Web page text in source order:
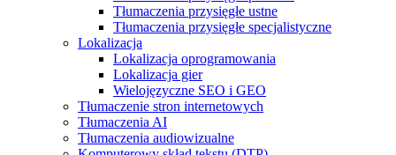
Tłumaczenia przysięgłe ustne
Tłumaczenia przysięgłe specjalistyczne
Lokalizacja
Lokalizacja oprogramowania
Lokalizacja gier
Wielojęzyczne SEO i GEO
Tłumaczenie stron internetowych
Tłumaczenia AI
Tłumaczenia audiowizualne